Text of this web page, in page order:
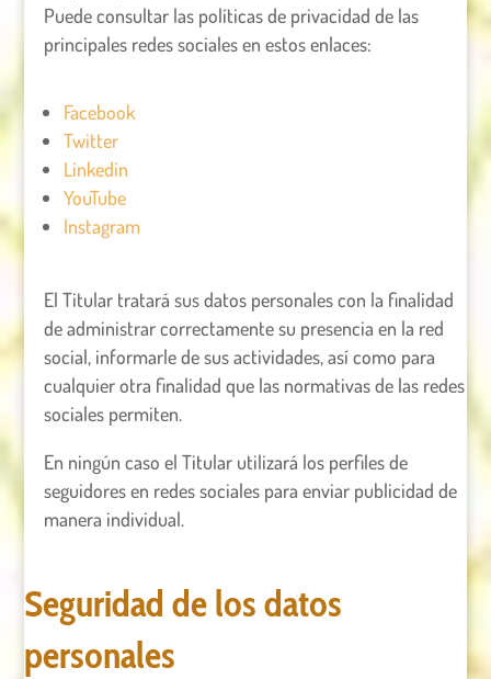
Puede consultar las políticas de privacidad de las
principales redes sociales en estos enlaces:
Facebook
Twitter
Linkedin
YouTube
Instagram
El Titular tratará sus datos personales con la finalidad
de administrar correctamente su presencia en la red
social, informarle de sus actividades, así como para
cualquier otra finalidad que las normativas de las redes
sociales permiten.
En ningún caso el Titular utilizará los perfiles de
seguidores en redes sociales para enviar publicidad de
manera individual.
Seguridad de los datos
personales